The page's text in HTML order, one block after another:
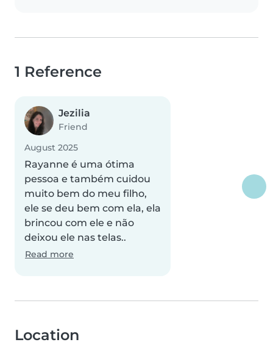
1 Reference
Jezilia
Friend
August 2025
Rayanne é uma ótima
pessoa e também cuidou
muito bem do meu filho,
ele se deu bem com ela, ela
brincou com ele e não
deixou ele nas telas..
Read more
Location